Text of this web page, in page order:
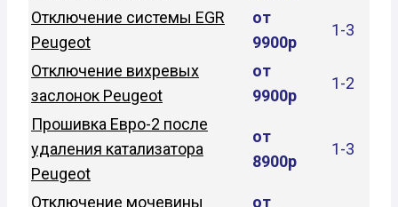
Отключение системы EGR
Peugeot
от
9900р
1-3
Отключение вихревых
заслонок Peugeot
от
9900р
1-2
Прошивка Евро-2 после
удаления катализатора
Peugeot
от
8900р
1-3
Отключение мочевины от